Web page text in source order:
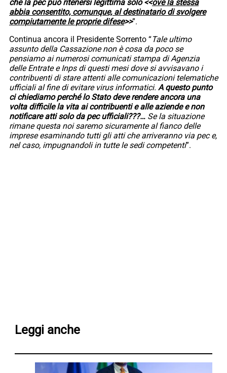
che la pec può ritenersi legittima solo <<ove la stessa
abbia consentito, comunque, al destinatario di svolgere
compiutamente le proprie difese>>”.
Continua ancora il Presidente Sorrento “Tale ultimo
assunto della Cassazione non è cosa da poco se
pensiamo ai numerosi comunicati stampa di Agenzia
delle Entrate e Inps di questi mesi dove si avvisavano i
contribuenti di stare attenti alle comunicazioni telematiche
ufficiali al fine di evitare virus informatici. A questo punto
ci chiediamo perché lo Stato deve rendere ancora una
volta difficile la vita ai contribuenti e alle aziende e non
notificare atti solo da pec ufficiali???… Se la situazione
rimane questa noi saremo sicuramente al fianco delle
imprese esaminando tutti gli atti che arriveranno via pec e,
nel caso, impugnandoli in tutte le sedi competenti”.
Leggi anche